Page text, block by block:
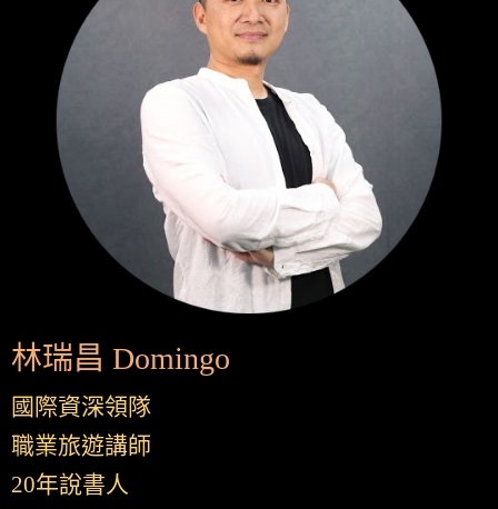
林瑞昌 Domingo
國際資深領隊
職業旅遊講師
20年說書人